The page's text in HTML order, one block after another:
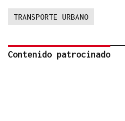
TRANSPORTE URBANO
Contenido patrocinado